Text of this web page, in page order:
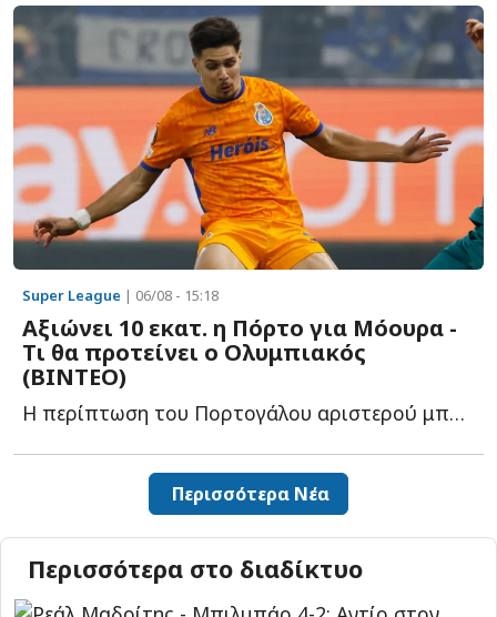
Super League | 06/08 - 15:18
Αξιώνει 10 εκατ. η Πόρτο για Μόουρα -
Τι θα προτείνει ο Ολυμπιακός
(ΒΙΝΤΕΟ)
Η περίπτωση του Πορτογάλου αριστερού μπακ βρίσκεται σ...
Περισσότερα Νέα
Περισσότερα στο διαδίκτυο